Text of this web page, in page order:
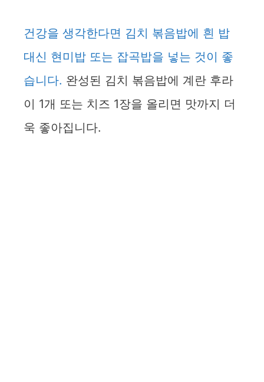
건강을 생각한다면 김치 볶음밥에 흰 밥
대신 현미밥 또는 잡곡밥을 넣는 것이 좋
습니다. 완성된 김치 볶음밥에 계란 후라
이 1개 또는 치즈 1장을 올리면 맛까지 더
욱 좋아집니다.